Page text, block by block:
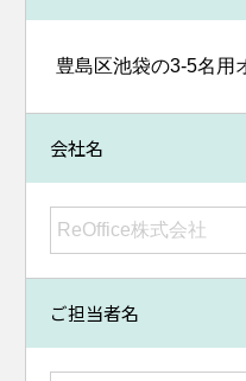
会社名
ご担当者名